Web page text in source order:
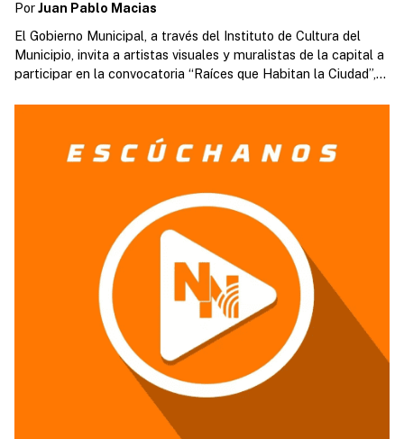
Por Juan Pablo Macias
El Gobierno Municipal, a través del Instituto de Cultura del
Municipio, invita a artistas visuales y muralistas de la capital a
participar en la convocatoria “Raíces que Habitan la Ciudad”,